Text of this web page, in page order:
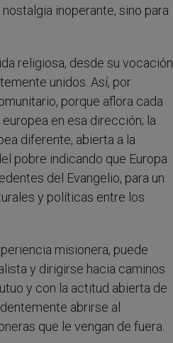
inoperante, sino para
religiosa, desde su vocación
unidos. Así, por
porque aflora cada
en esa dirección; la
diferente, abierta a la
pobre indicando que Europa
del Evangelio, para un
y políticas entre los
misionera, puede
y dirigirse hacia caminos
y con la actitud abierta de
abrirse al
que le vengan de fuera.